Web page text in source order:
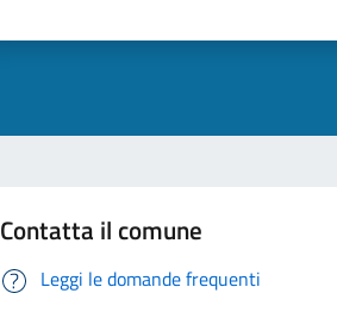
Contatta il comune
Leggi le domande frequenti